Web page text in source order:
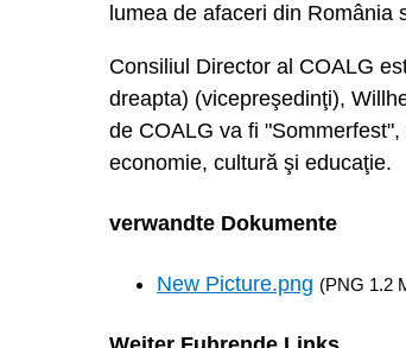
lumea de afaceri din
Consiliul Director al COALG
dreapta) (vicepreşedinţi),
de COALG va fi
economie, cultură şi educaţie.
verwandte Dokumente
New Picture.png (PNG 1.2